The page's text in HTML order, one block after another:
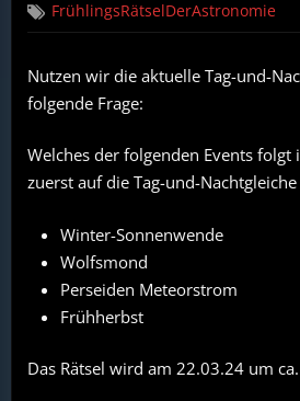
FrühlingsRätselDerAstronomie
Nutzen wir die aktuelle Tag-und-
folgende Frage:
Welches der folgenden Events folgt
zuerst auf die Tag-und-
Winter-Sonnenwende
Wolfsmond
Perseiden Meteorstrom
Frühherbst
Das Rätsel wird am 22.03.24 um